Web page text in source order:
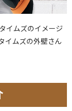
イムズのイメージ
イムズの外壁さん